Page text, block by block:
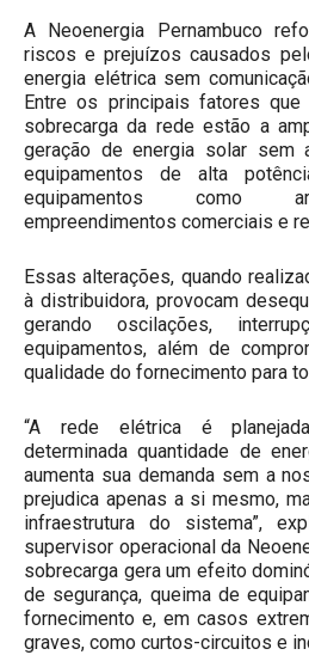
A Neoenergia Pernambuco
riscos e prejuízos causados
energia elétrica sem
Entre os principais fatores
sobrecarga da rede estão a
geração de energia solar
equipamentos de alta
equipamentos como
empreendimentos comerciais e
Essas alterações, quando
à distribuidora, provocam
gerando oscilações,
equipamentos, além de
qualidade do fornecimento para
“A rede elétrica é
determinada quantidade de
aumenta sua demanda sem a
prejudica apenas a si mesmo,
infraestrutura do sistema”,
supervisor operacional da
sobrecarga gera um efeito
de segurança, queima de
fornecimento e, em casos
graves, como curtos-circuitos e